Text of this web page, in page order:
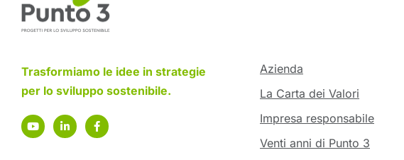
Trasformiamo le idee in strategie
per lo sviluppo sostenibile.
Azienda
La Carta dei Valori
Impresa responsabile
Venti anni di Punto 3